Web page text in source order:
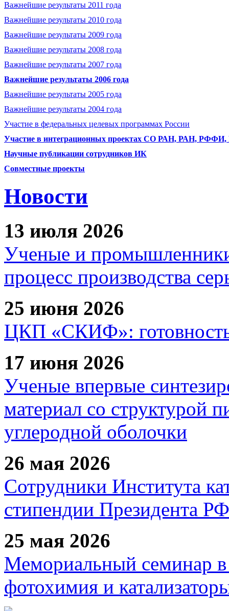
Важнейшие результаты 2011 года
Важнейшие результаты 2010 года
Важнейшие результаты 2009 года
Важнейшие результаты 2008 года
Важнейшие результаты 2007 года
Важнейшие результаты 2006 года
Важнейшие результаты 2005 года
Важнейшие результаты 2004 года
Участие в федеральных целевых программах России
Участие в интеграционных проектах СО РАН, РАН,
Научные публикации сотрудников ИК
Совместные проекты
Новости
13 июля 2026
Ученые и
процесс производства
25 июня 2026
ЦКП «СКИФ»: готовность
17 июня 2026
Ученые впервые
материал со структурой
углеродной оболочки
26 мая 2026
Сотрудники Института
стипендии Президента РФ
25 мая 2026
Мемориальный семинар в
фотохимия и